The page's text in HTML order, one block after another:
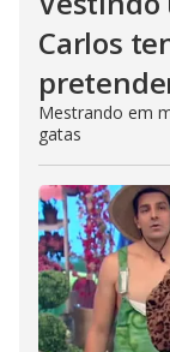
Carlos
Mestrando em
gatas